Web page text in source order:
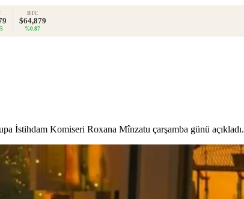
BTC
$64,879
%0.87
İstihdam Komiseri Roxana Mînzatu çarşamba günü açıkladı.